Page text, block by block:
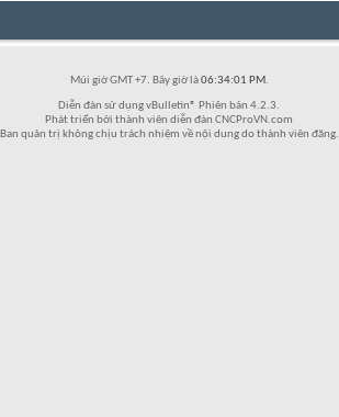
Múi giờ GMT +7. Bây giờ là06:34:01 PM.
Diễn đàn sử dụng vBulletin® Phiên bản 4.2.3.
Phát triển bởi thành viên diễn đàn CNCProVN.com
Ban quản trị không chịu trách nhiệm về nội dung do thành viên đăng.